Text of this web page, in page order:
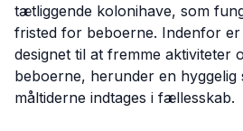
tætliggende kolonihave, som
fristed for beboerne. Indenfor
designet til at fremme aktiviteter
beboerne, herunder en hyggelig
måltiderne indtages i fællesskab.